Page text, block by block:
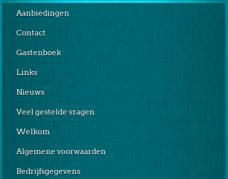
Aanbiedingen
Contact
Gastenboek
Links
Nieuws
Veel gestelde vragen
Welkom
Algemene voorwaarden
Bedrijfsgegevens